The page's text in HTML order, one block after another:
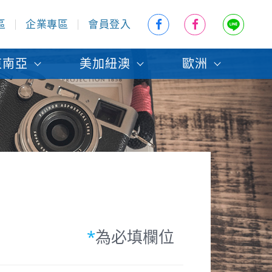
企業專區 會員登入
亞 美加紐澳 歐洲
*為必填欄位